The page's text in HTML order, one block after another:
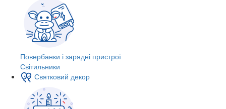
Повербанки і зарядні пристрої
Світильники
Святковий декор